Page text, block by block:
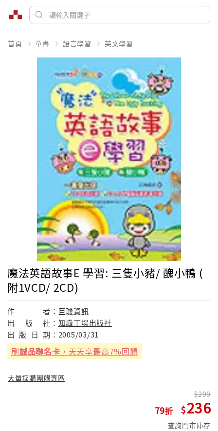
首頁 童書 語言學習 英文學習
魔法英語故事E 學習: 三隻小豬/ 醜小鴨 (
附1VCD/ 2CD)
作 者： 巨璣資訊
出
版 社： 知識工場出版社
出 版 日 期： 2005/03/31
刷誠品聯名卡 ，天天享最高7%回饋
大量採購團購專區
79
299
236
查詢門市庫存